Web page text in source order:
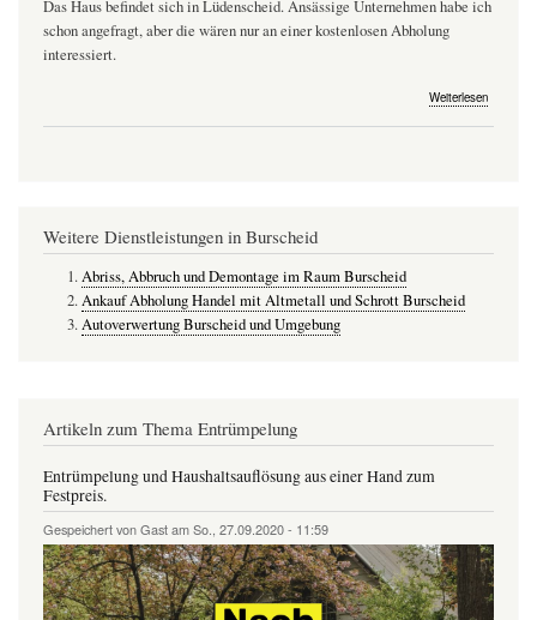
Das Haus befindet sich in Lüdenscheid. Ansässige Unternehmen habe ich
schon angefragt, aber die wären nur an einer kostenlosen Abholung
interessiert.
Weiterlesen
löse
und
Weitere Dienstleistungen in Burscheid
Abriss, Abbruch und Demontage im Raum Burscheid
Ankauf Abholung Handel mit Altmetall und Schrott Burscheid
Autoverwertung Burscheid und Umgebung
Artikeln zum Thema Entrümpelung
Entrümpelung und Haushaltsauflösung aus einer Hand zum
Festpreis.
Gespeichert vonGastamSo., 27.09.2020 - 11:59